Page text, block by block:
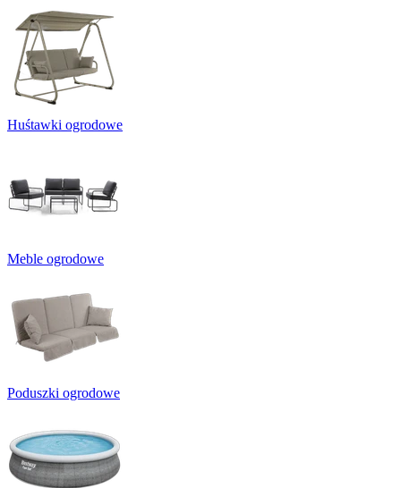
Huśtawki ogrodowe
Meble ogrodowe
Poduszki ogrodowe